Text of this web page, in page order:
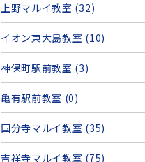
上野マルイ教室 (32)
イオン東大島教室 (10)
神保町駅前教室 (3)
亀有駅前教室 (0)
国分寺マルイ教室 (35)
吉祥寺マルイ教室 (75)